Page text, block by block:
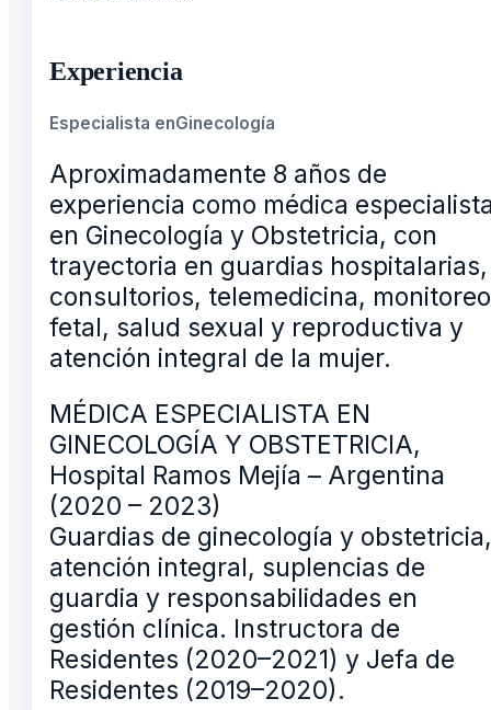
Experiencia
Especialista enGinecología
Aproximadamente 8 años de
experiencia como médica
en Ginecología y Obstetricia, con
trayectoria en guardias hospitalarias,
consultorios, telemedicina, monitoreo
fetal, salud sexual y reproductiva y
atención integral de la mujer.
MÉDICA ESPECIALISTA EN
GINECOLOGÍA Y OBSTETRICIA,
Hospital Ramos Mejía – Argentina
(2020 – 2023)
Guardias de ginecología y obstetricia,
atención integral, suplencias de
guardia y responsabilidades en
gestión clínica. Instructora de
Residentes (2020–2021) y Jefa de
Residentes (2019–2020).